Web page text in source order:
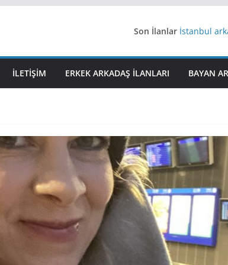
Son İlanlar İstanbul
Yeni Bir Aşk
iş
İLETIŞIM ERKEK ARKADAŞ ILANLARI BAYAN